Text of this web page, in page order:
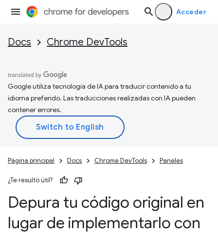
Acceder
Docs Chrome DevTools
Google utiliza tecnología de IA para traducir contenido a tu
idioma preferido. Las traducciones realizadas con IA pueden
contener errores.
Página principal Docs Chrome DevTools Paneles
¿Te resultó útil?
Depura tu código original en
lugar de implementarlo con